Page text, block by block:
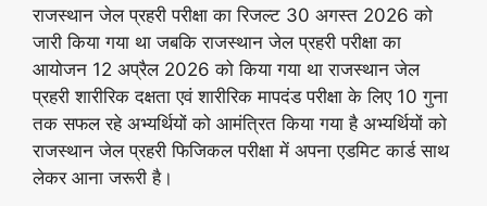
राजस्थान जेल प्रहरी परीक्षा का रिजल्ट 30 अगस्त 2026 को
जारी किया गया था जबकि राजस्थान जेल प्रहरी परीक्षा का
आयोजन 12 अप्रैल 2026 को किया गया था राजस्थान जेल
प्रहरी शारीरिक दक्षता एवं शारीरिक मापदंड परीक्षा के लिए 10 गुना
तक सफल रहे अभ्यर्थियों को आमंत्रित किया गया है अभ्यर्थियों को
राजस्थान जेल प्रहरी फिजिकल परीक्षा में अपना एडमिट कार्ड साथ
लेकर आना जरूरी है।